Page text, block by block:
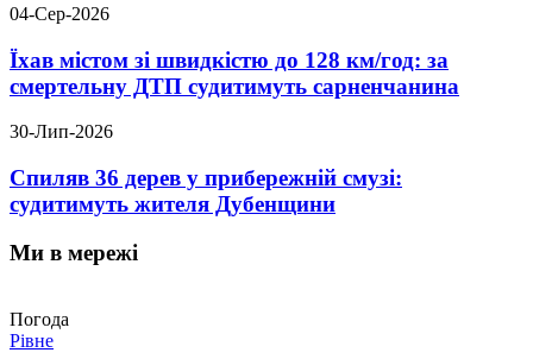
04-Сер-2026
Їхав містом зі швидкістю до 128 км/год: за
смертельну ДТП судитимуть сарненчанина
30-Лип-2026
Спиляв 36 дерев у прибережній смузі:
судитимуть жителя Дубенщини
Ми в мережі
Погода
Рівне